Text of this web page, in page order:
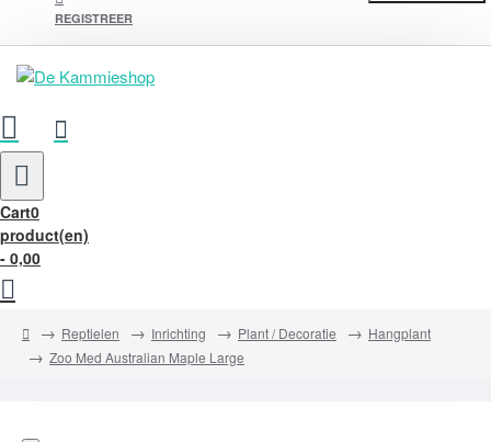
REGISTREER
Cart0
product(en)
- 0,00
home Reptielen Inrichting Plant / Decoratie
Hangplant
Zoo Med Australian Maple Large